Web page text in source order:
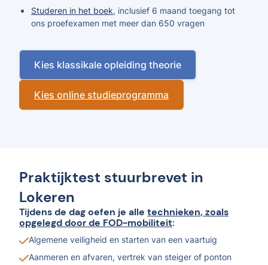
Studeren in het boek, inclusief 6 maand toegang tot
ons proefexamen met meer dan 650 vragen
Kies klassikale opleiding theorie
Kies online studieprogramma
Praktijktest stuurbrevet in
Lokeren
Tijdens de dag oefen je alle technieken, zoals
opgelegd door de FOD-mobiliteit:
Algemene veiligheid en starten van een vaartuig
Aanmeren en afvaren, vertrek van steiger of ponton